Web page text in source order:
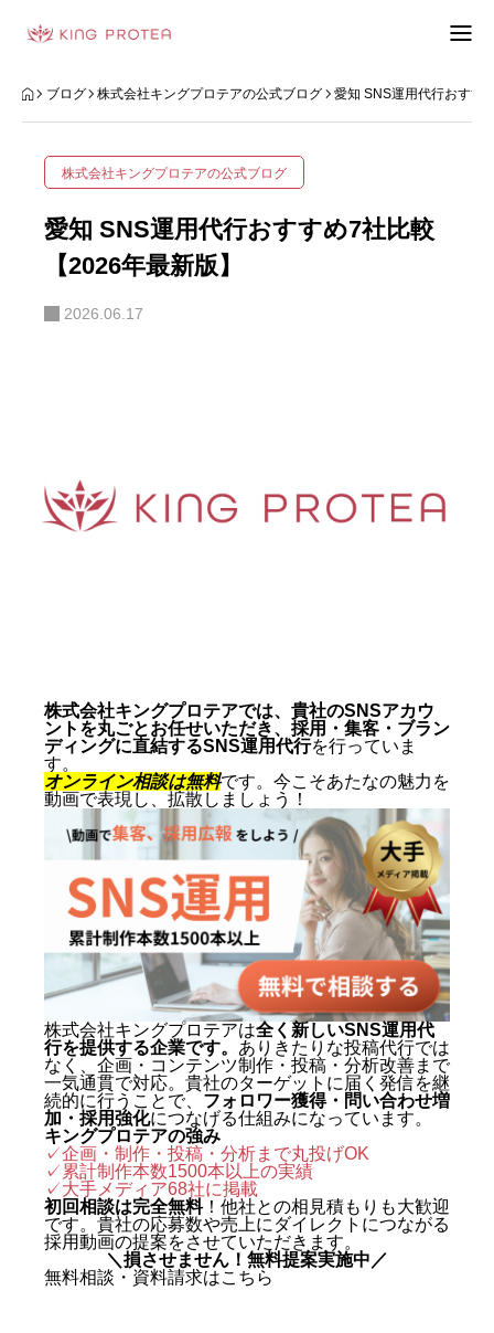
会社概要
利用規約
お問い合わせフォーム
ブログ 株式会社キングプロテアの公式ブログ 愛知 SNS運用代行おすす
株式会社キングプロテアの公式ブログ
愛知 SNS運用代行おすすめ7社比較
【2026年最新版】
2026.06.17
株式会社キングプロテアでは、貴社のSNSアカウ
ントを丸ごとお任せいただき、採用・集客・ブラン
ディングに直結するSNS運用代行を行っていま
す。
オンライン相談は無料です。今こそあたなの魅力を
動画で表現し、拡散しましょう！
株式会社キングプロテアは全く新しいSNS運用代
行を提供する企業です。 ありきたりな投稿代行では
なく、企画・コンテンツ制作・投稿・分析改善まで
一気通貫で対応。貴社のターゲットに届く発信を継
続的に行うことで、 フォロワー獲得・問い合わせ増
加・採用強化につなげる仕組みになっています。
キングプロテアの強み
✓企画・制作・投稿・分析まで丸投げOK
✓累計制作本数1500本以上の実績
✓大手メディア68社に掲載
初回相談は完全無料！他社との相見積もりも大歓迎
です。貴社の応募数や売上にダイレクトにつながる
採用動画の提案をさせていただきます。
＼損させません！無料提案実施中／
無料相談・資料請求はこちら